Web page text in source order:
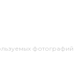
фотографий